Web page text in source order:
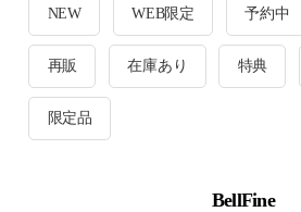
NEW WEB限定 予約中
再販 在庫あり 特典
限定品
BellFine